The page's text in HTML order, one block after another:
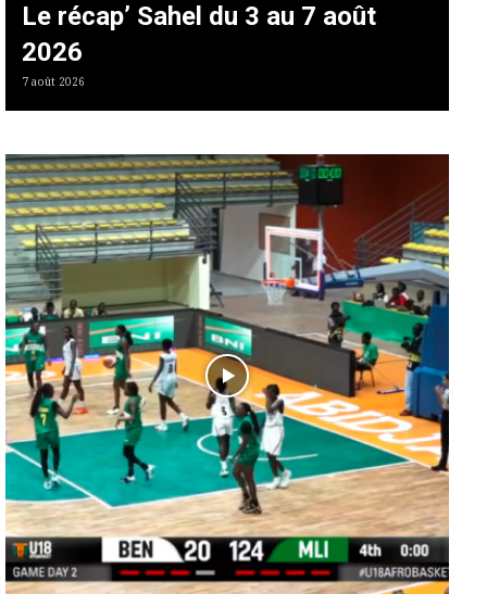
Le récap’ Sahel du 3 au 7 août
2026
7 août 2026